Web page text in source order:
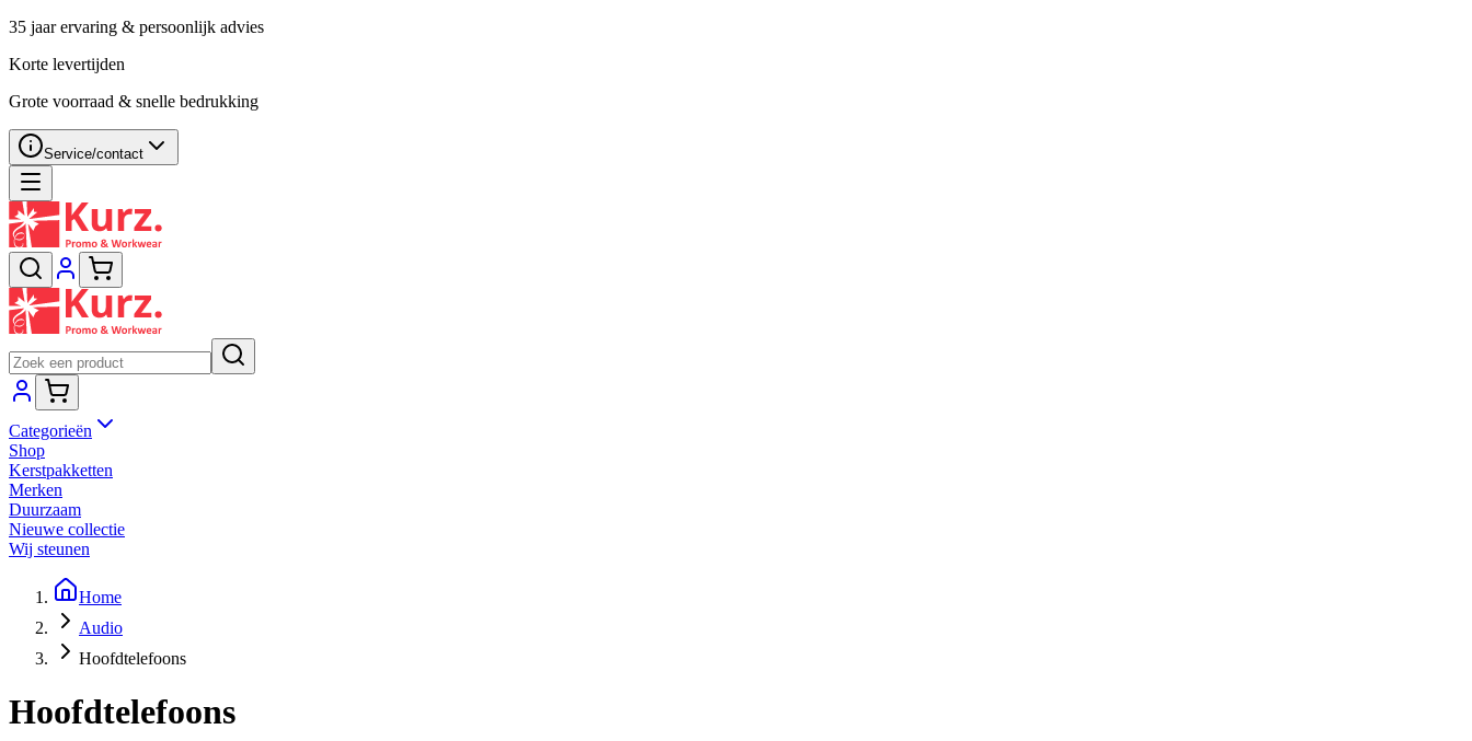
35 jaar ervaring & persoonlijk advies
Korte levertijden
Grote voorraad & snelle bedrukking
Service/contact
Categorieën
Shop
Kerstpakketten
Merken
Duurzaam
Nieuwe collectie
Wij steunen
Home
Audio
Hoofdtelefoons
Hoofdtelefoons